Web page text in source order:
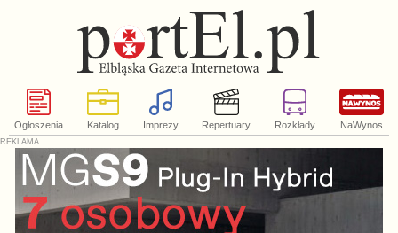
Ogłoszenia Katalog Imprezy Repertuary Rozkłady NaWynos